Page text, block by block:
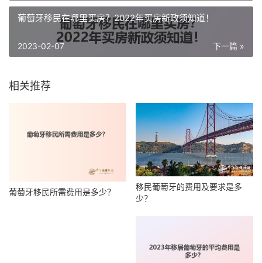
葡萄牙移民在哪里买房？2022年买房新政须知道！
下一篇 »
2023-02-07
相关推荐
葡萄牙移民所需费用是多少？
移民葡萄牙的费用及要求是多
少？